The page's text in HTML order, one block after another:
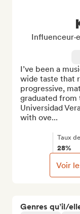
Genres qu’il/
I’ve been a
wide taste that
progressive,
graduated from
Universidad
with ove...
Taux
28%
Voir